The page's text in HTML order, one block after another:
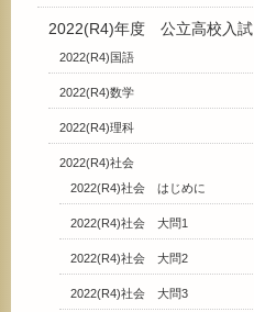
2022(R4)年度 公立高校入試
2022(R4)国語
2022(R4)数学
2022(R4)理科
2022(R4)社会
2022(R4)社会 はじめに
2022(R4)社会 大問1
2022(R4)社会 大問2
2022(R4)社会 大問3